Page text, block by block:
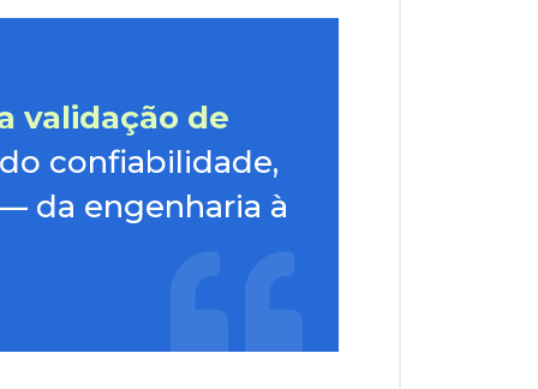
validação de
confiabilidade,
da engenharia à